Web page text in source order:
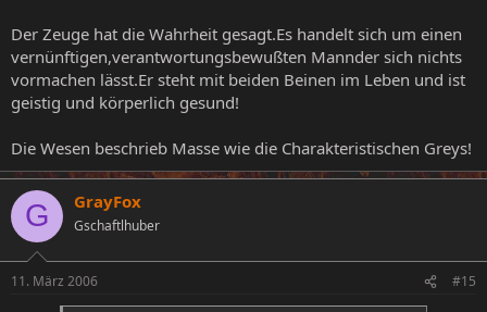
Der Zeuge hat die Wahrheit gesagt.Es handelt sich um einen
vernünftigen,verantwortungsbewußten Mannder sich nichts
vormachen lässt.Er steht mit beiden Beinen im Leben und ist
geistig und körperlich gesund!
Die Wesen beschrieb Masse wie die Charakteristischen Greys!
G GrayFox
Gschaftlhuber
11. März 2006 #15